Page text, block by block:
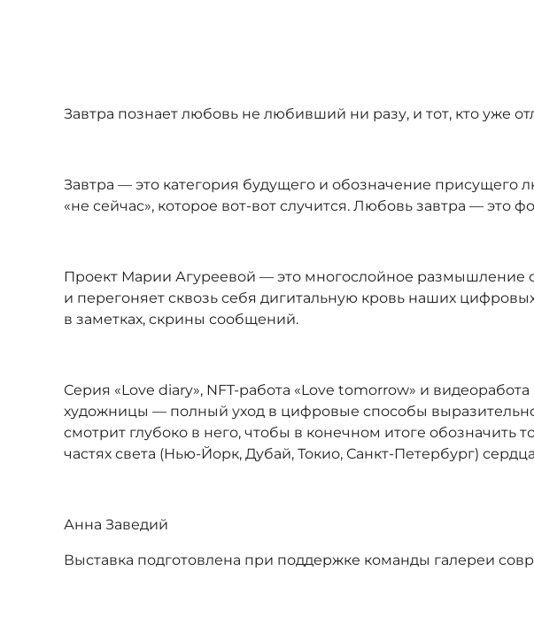
Завтра познает любовь не любивший ни разу, и тот, кто уже
Завтра — это категория будущего и обозначение присущего
«не сейчас», которое вот-вот случится. Любовь завтра —
Проект Марии Агуреевой — это многослойное размышление
и перегоняет сквозь себя дигитальную кровь наших
в заметках, скрины сообщений.
Серия «Love diary», NFT-работа «Love tomorrow» и
художницы — полный уход в цифровые способы
смотрит глубоко в него, чтобы в конечном итоге обозначить
частях света (Нью-Йорк, Дубай, Токио, Санкт-Петербург)
Анна Заведий
Выставка подготовлена при поддержке команды галереи